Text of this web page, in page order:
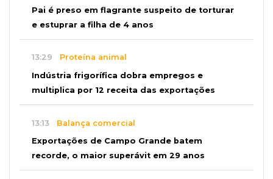
Pai é preso em flagrante suspeito de torturar
e estuprar a filha de 4 anos
13:29 Proteína animal
Indústria frigorífica dobra empregos e
multiplica por 12 receita das exportações
13:13 Balança comercial
Exportações de Campo Grande batem
recorde, o maior superávit em 29 anos